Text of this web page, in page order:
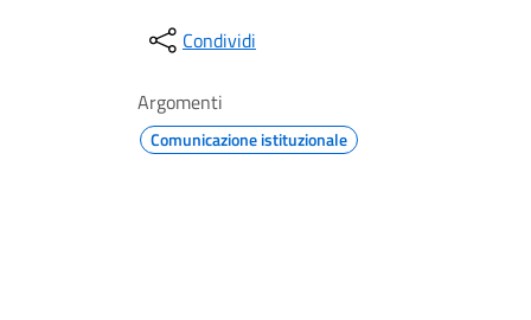
Condividi
Argomenti
Comunicazione istituzionale